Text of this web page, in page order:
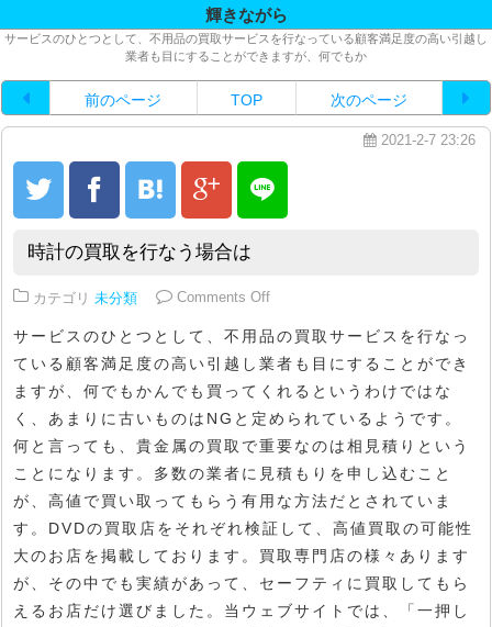
輝きながら
サービスのひとつとして、不用品の買取サービスを行なっている顧客満足度の高い引越し
業者も目にすることができますが、何でもか
前のページ TOP 次のページ
2021-2-7 23:26
時計の買取を行なう場合は
カテゴリ 未分類 Comments Offon 時計の買取を行なう場合は
サービスのひとつとして、不用品の買取サービスを行なっ
ている顧客満足度の高い引越し業者も目にすることができ
ますが、何でもかんでも買ってくれるというわけではな
く、あまりに古いものはNGと定められているようです。
何と言っても、貴金属の買取で重要なのは相見積りという
ことになります。多数の業者に見積もりを申し込むこと
が、高値で買い取ってもらう有用な方法だとされていま
す。DVDの買取店をそれぞれ検証して、高値買取の可能性
大のお店を掲載しております。買取専門店の様々あります
が、その中でも実績があって、セーフティに買取してもら
えるお店だけ選びました。当ウェブサイトでは、「一押し